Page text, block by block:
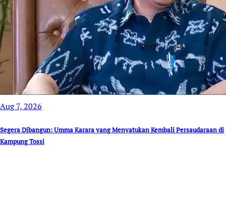
Aug 7, 2026
Segera Dibangun: Umma Karara yang Menyatukan Kembali Persaudaraan di
Kampung Tossi